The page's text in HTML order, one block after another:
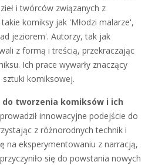
i twórców związanych z
komiksy jak 'Młodzi malarze',
jeziorem'. Autorzy, tak jak
z formą i treścią, przekraczając
Ich prace wywarły znaczący
komiksowej.
do tworzenia komiksów i ich
innowacyjne podejście do
z różnorodnych technik i
na eksperymentowaniu z narracją,
się do powstania nowych